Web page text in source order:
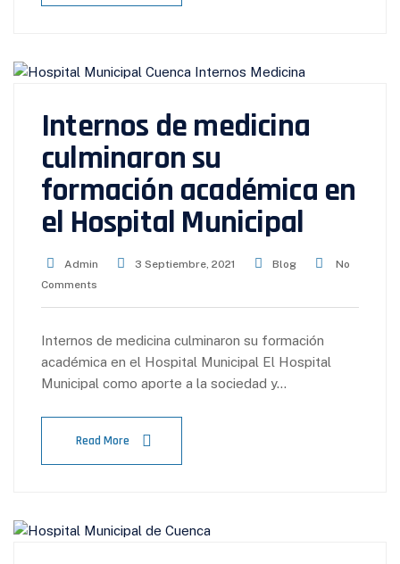
Internos de medicina
culminaron su
formación académica en
el Hospital Municipal
Admin 3 Septiembre, 2021 Blog
No
Comments
Internos de medicina culminaron su formación
académica en el Hospital Municipal El Hospital
Municipal como aporte a la sociedad y…
Read More